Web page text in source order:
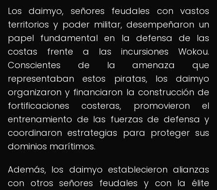
Los daimyo, señores feudales con vastos
territorios y poder militar, desempeñaron un
papel fundamental en la defensa de las
costas frente a las incursiones Wokou.
Conscientes de la amenaza que
representaban estos piratas, los daimyo
organizaron y financiaron la construcción de
fortificaciones costeras, promovieron el
entrenamiento de las fuerzas de defensa y
coordinaron estrategias para proteger sus
dominios marítimos.
Además, los daimyo establecieron alianzas
con otros señores feudales y con la élite